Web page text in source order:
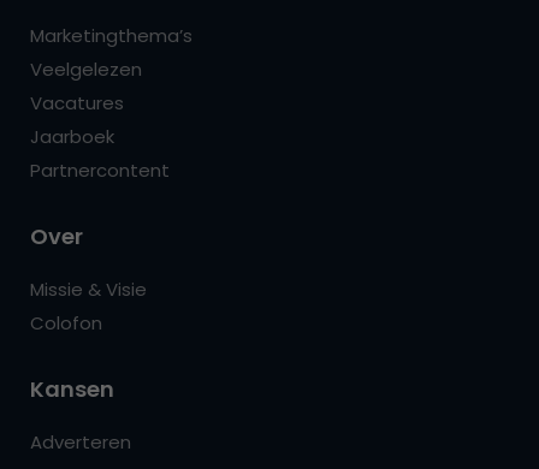
Marketingthema’s
Veelgelezen
Vacatures
Jaarboek
Partnercontent
Over
Missie & Visie
Colofon
Kansen
Adverteren